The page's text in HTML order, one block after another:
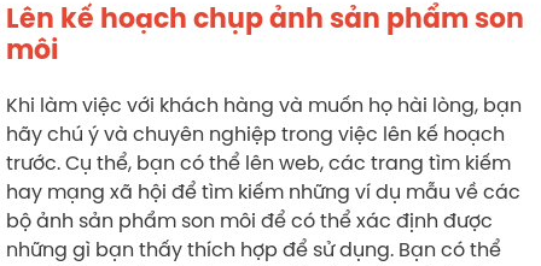
Lên kế hoạch chụp ảnh sản phẩm son
môi
Khi làm việc với khách hàng và muốn họ hài lòng, bạn
hãy chú ý và chuyên nghiệp trong việc lên kế hoạch
trước. Cụ thể, bạn có thể lên web, các trang tìm kiếm
hay mạng xã hội để tìm kiếm những ví dụ mẫu về các
bộ ảnh sản phẩm son môi để có thể xác định được
những gì bạn thấy thích hợp để sử dụng. Bạn có thể